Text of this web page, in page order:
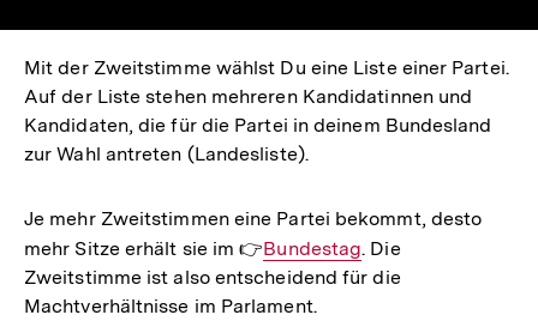
Mit der Zweitstimme wählst Du eine Liste einer Partei.
Auf der Liste stehen mehreren Kandidatinnen und
Kandidaten, die für die Partei in deinem Bundesland
zur Wahl antreten (Landesliste).
Je mehr Zweitstimmen eine Partei bekommt, desto
mehr Sitze erhält sie im 👉Interner
Link:
Bundestag. Die
Zweitstimme ist also entscheidend für die
Machtverhältnisse im Parlament.